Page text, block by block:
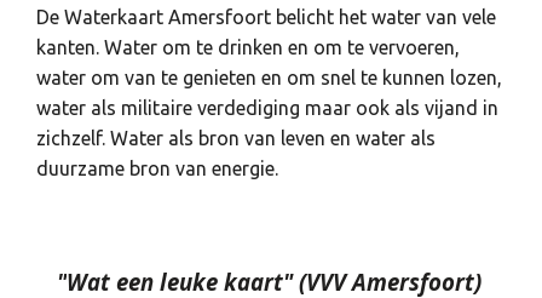
De Waterkaart Amersfoort belicht het water van vele
kanten. Water om te drinken en om te vervoeren,
water om van te genieten en om snel te kunnen lozen,
water als militaire verdediging maar ook als vijand in
zichzelf. Water als bron van leven en water als
duurzame bron van energie.
"Wat een leuke kaart"(VVV Amersfoort)